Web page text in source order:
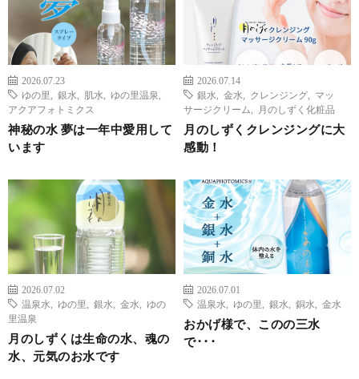
2026.07.23
ゆの里
銀水 肌水 ゆの里温泉
アクアフォトミクス
神秘の水 夢は一年中愛用して
います
2026.07.14
銀水
金水 クレンジング
マッ
サージクリーム
月のしずく化粧品
月のしずくクレンジングに大
感動！
2026.07.02
温泉水
ゆの里 銀水 金水
ゆの
里温泉
月のしずくは生命の水、魂の
水、元気のお水です
2026.07.01
温泉水
ゆの里 銀水 銅水 金水
おかげ様で、このの三水
で･･･